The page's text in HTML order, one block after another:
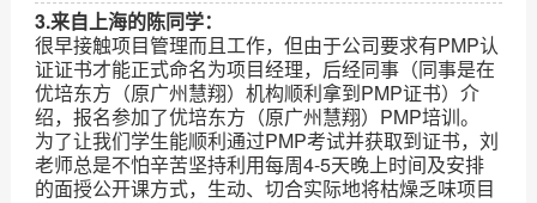
3.来自上海的陈同学：
很早接触项目管理而且工作，但由于公司要求有PMP认
证证书才能正式命名为项目经理，后经同事（同事是在
优培东方（原广州慧翔）机构顺利拿到PMP证书）介
绍，报名参加了优培东方（原广州慧翔）PMP培训。
为了让我们学生能顺利通过PMP考试并获取到证书，刘
老师总是不怕辛苦坚持利用每周4-5天晚上时间及安排
的面授公开课方式，生动、切合实际地将枯燥乏味项目